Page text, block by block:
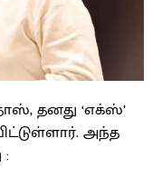
தனது ‘எக்ஸ்’
அந்த